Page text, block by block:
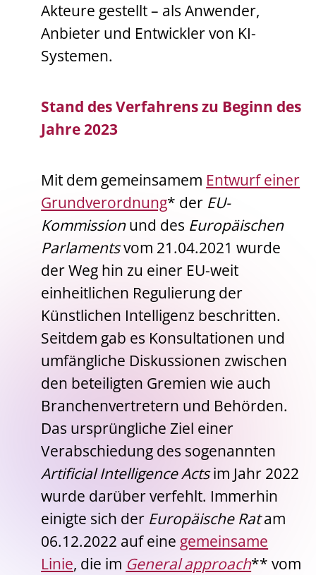
Akteure gestellt – als Anwender,
Anbieter und Entwickler von KI-
Systemen.
Stand des Verfahrens zu Beginn des
Jahre 2023
Mit dem gemeinsamem Entwurf einer
Grundverordnung* der EU-
Kommissionund des Europäischen
Parlamentsvom 21.04.2021 wurde
der Weg hin zu einer EU-weit
einheitlichen Regulierung der
Künstlichen Intelligenz beschritten.
Seitdem gab es Konsultationen und
umfängliche Diskussionen zwischen
den beteiligten Gremien wie auch
Branchenvertretern und Behörden.
Das ursprüngliche Ziel einer
Verabschiedung des sogenannten
Artificial Intelligence Actsim Jahr 2022
wurde darüber verfehlt. Immerhin
einigte sich der Europäische Ratam
06.12.2022 auf eine gemeinsame
Linie, die im General approach** vom